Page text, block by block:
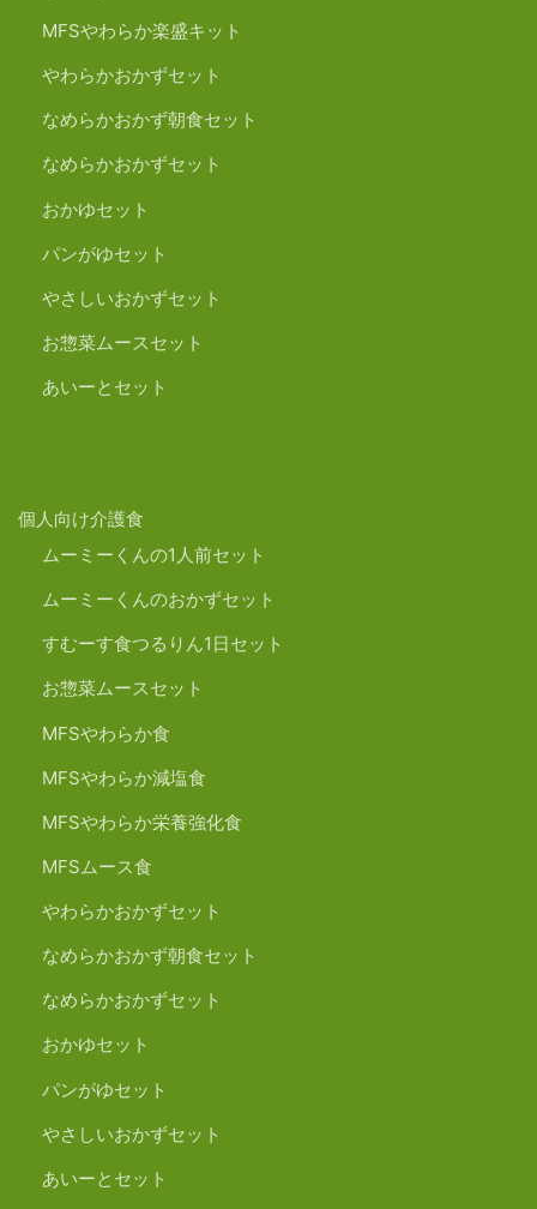
MFSやわらか楽盛キット
やわらかおかずセット
なめらかおかず朝食セット
なめらかおかずセット
おかゆセット
パンがゆセット
やさしいおかずセット
お惣菜ムースセット
あいーとセット
個人向け介護食
ムーミーくんの1人前セット
ムーミーくんのおかずセット
すむーす食つるりん1日セット
お惣菜ムースセット
MFSやわらか食
MFSやわらか減塩食
MFSやわらか栄養強化食
MFSムース食
やわらかおかずセット
なめらかおかず朝食セット
なめらかおかずセット
おかゆセット
パンがゆセット
やさしいおかずセット
あいーとセット